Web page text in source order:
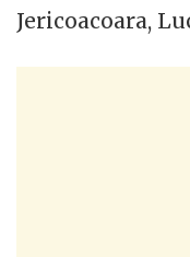
Jericoacoara,